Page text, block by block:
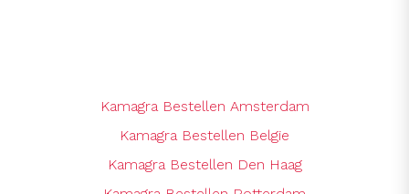
Kamagra Bestellen Amsterdam
Kamagra Bestellen Belgie
Kamagra Bestellen Den Haag